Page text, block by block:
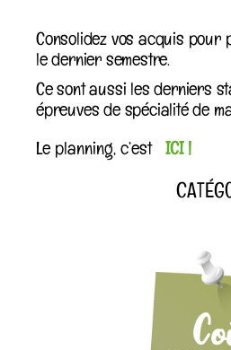
Consolidez vos acquis pour
le dernier semestre.
Ce sont aussi les derniers
épreuves de spécialité de
Le planning, c’est ICI !